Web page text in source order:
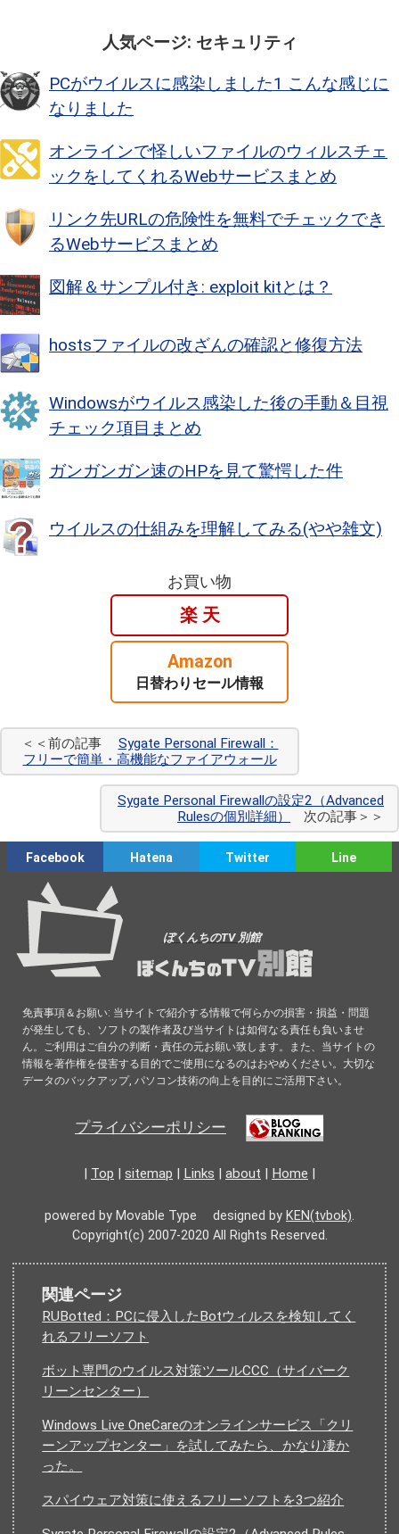
人気ページ: セキュリティ
PCがウイルスに感染しました1 こんな感じに
なりました
オンラインで怪しいファイルのウィルスチェ
ックをしてくれるWebサービスまとめ
リンク先URLの危険性を無料でチェックでき
るWebサービスまとめ
図解＆サンプル付き: exploit kitとは？
hostsファイルの改ざんの確認と修復方法
Windowsがウイルス感染した後の手動＆目視
チェック項目まとめ
ガンガンガン速のHPを見て驚愕した件
ウイルスの仕組みを理解してみる(やや雑文)
お買い物
楽 天
Amazon
日替わりセール情報
＜＜前の記事 Sygate Personal Firewall：
フリーで簡単・高機能なファイアウォール
Sygate Personal Firewallの設定2（Advanced
Rulesの個別詳細）
次の記事＞＞
Facebook Hatena Twitter Line
ぼくんちのTV 別館
免責事項＆お願い: 当サイトで紹介する情報で何らかの損害・損益・問題
が発生しても、ソフトの製作者及び当サイトは如何なる責任も負いませ
ん。ご利用はご自分の判断・責任の元お願い致します。また、当サイトの
情報を著作権を侵害する目的でご使用になるのはおやめください。大切な
データのバックアップ, パソコン技術の向上を目的にご活用下さい。
プライバシーポリシー
| Top | sitemap | Links | about | Home |
powered by Movable Type designed by KEN(tvbok)
Copyright(c) 2007-2020 All Rights Reserved.
関連ページ
RUBotted：PCに侵入したBotウィルスを検知してく
れるフリーソフト
ボット専門のウイルス対策ツールCCC（サイバーク
リーンセンター）
Windows Live OneCareのオンラインサービス「クリ
ーンアップセンター」を試してみたら、かなり凄か
った。
スパイウェア対策に使えるフリーソフトを3つ紹介